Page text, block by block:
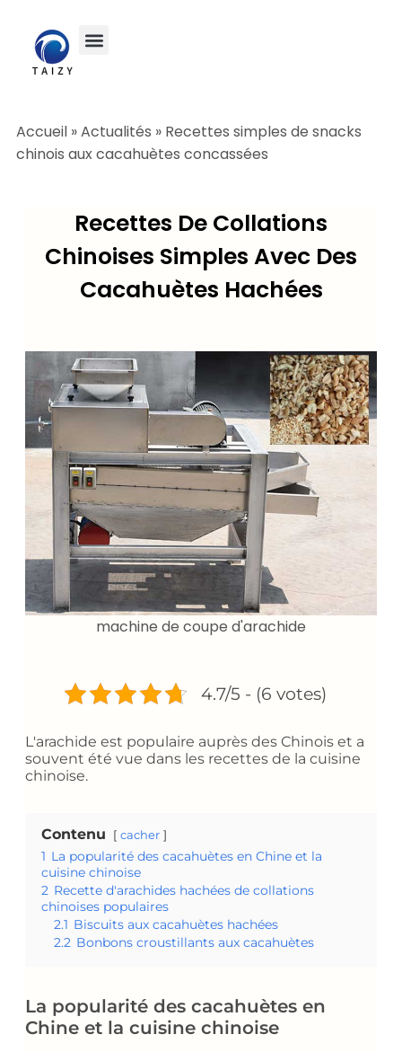
Accueil »Actualités » Recettes simples de snacks
chinois aux cacahuètes concassées
Recettes De Collations
Chinoises Simples Avec Des
Cacahuètes Hachées
machine de coupe d'arachide
4.7/5 - (6 votes)
L'arachide est populaire auprès des Chinois et a
souvent été vue dans les recettes de la cuisine
chinoise.
Contenu cacher
1 La popularité des cacahuètes en Chine et la
cuisine chinoise
2 Recette d'arachides hachées de collations
chinoises populaires
2.1 Biscuits aux cacahuètes hachées
2.2 Bonbons croustillants aux cacahuètes
La popularité des cacahuètes en
Chine et la cuisine chinoise